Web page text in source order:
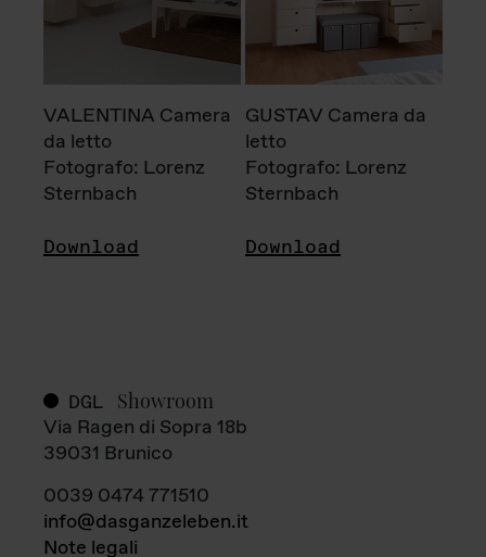
VALENTINA Camera
da letto
Fotografo: Lorenz
Sternbach
Download
GUSTAV Camera da
letto
Fotografo: Lorenz
Sternbach
Download
DGL Showroom
Via Ragen di Sopra 18b
39031 Brunico
0039 0474 771510
info@dasganzeleben.it
Note legali